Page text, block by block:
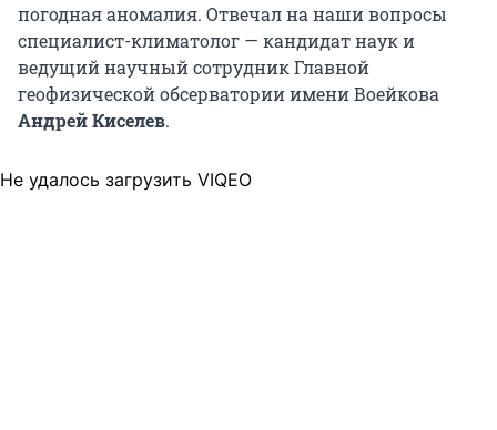
погодная аномалия. Отвечал на наши вопросы
специалист-климатолог — кандидат наук и
ведущий научный сотрудник Главной
геофизической обсерватории имени Воейкова
Андрей Киселев.
Не удалось загрузить VIQEO